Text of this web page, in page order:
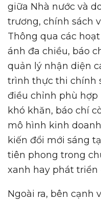
giữa Nhà nước và
trương, chính sách
Thông qua các
ánh đa chiều, báo
quản lý nhận diện
trình thực thi chính
điều chỉnh phù hợp
khó khăn, báo chí
mô hình kinh
kiến đổi mới sáng
tiên phong trong
xanh hay phát triển
Ngoài ra, bên cạnh